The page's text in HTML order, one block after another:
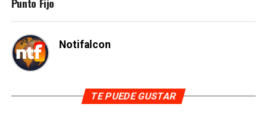
Punto Fijo
Notifalcon
TE PUEDE GUSTAR